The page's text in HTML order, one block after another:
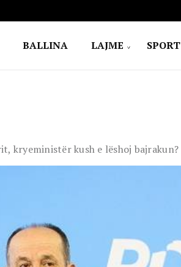
BALLINA LAJME SPORT
kryeministër kush e lëshoj bajrakun?